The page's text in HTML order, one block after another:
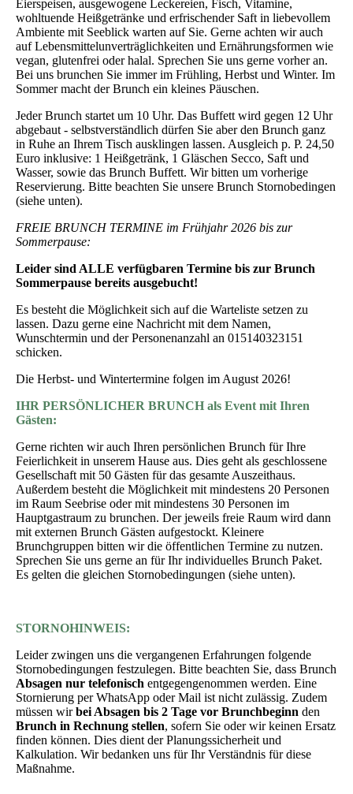
Eierspeisen, ausgewogene Leckereien, Fisch, Vitamine,
wohltuende Heißgetränke und erfrischender Saft in liebevollem
Ambiente mit Seeblick warten auf Sie. Gerne achten wir auch
auf Lebensmittelunverträglichkeiten und Ernährungsformen wie
vegan, glutenfrei oder halal. Sprechen Sie uns gerne vorher an.
Bei uns brunchen Sie immer im Frühling, Herbst und Winter. Im
Sommer macht der Brunch ein kleines Päuschen.
Jeder Brunch startet um 10 Uhr. Das Buffett wird gegen 12 Uhr
abgebaut - selbstverständlich dürfen Sie aber den Brunch ganz
in Ruhe an Ihrem Tisch ausklingen lassen. Ausgleich p. P. 24,50
Euro inklusive: 1 Heißgetränk, 1 Gläschen Secco, Saft und
Wasser, sowie das Brunch Buffett. Wir bitten um vorherige
Reservierung. Bitte beachten Sie unsere Brunch Stornobedingen
(siehe unten).
FREIE BRUNCH TERMINE im Frühjahr 2026 bis zur
Sommerpause:
Leider sind ALLE verfügbaren Termine bis zur Brunch
Sommerpause bereits ausgebucht!
Es besteht die Möglichkeit sich auf die Warteliste setzen zu
lassen. Dazu gerne eine Nachricht mit dem Namen,
Wunschtermin und der Personenanzahl an 015140323151
schicken.
Die Herbst- und Wintertermine folgen im August 2026!
IHR PERSÖNLICHER BRUNCH als Event mit Ihren
Gästen:
Gerne richten wir auch Ihren persönlichen Brunch für Ihre
Feierlichkeit in unserem Hause aus. Dies geht als geschlossene
Gesellschaft mit 50 Gästen für das gesamte Auszeithaus.
Außerdem besteht die Möglichkeit mit mindestens 20 Personen
im Raum Seebrise oder mit mindestens 30 Personen im
Hauptgastraum zu brunchen. Der jeweils freie Raum wird dann
mit externen Brunch Gästen aufgestockt. Kleinere
Brunchgruppen bitten wir die öffentlichen Termine zu nutzen.
Sprechen Sie uns gerne an für Ihr individuelles Brunch Paket.
Es gelten die gleichen Stornobedingungen (siehe unten).
STORNOHINWEIS:
Leider zwingen uns die vergangenen Erfahrungen folgende
Stornobedingungen festzulegen. Bitte beachten Sie, dass Brunch
Absagen nur telefonisch entgegengenommen werden. Eine
Stornierung per WhatsApp oder Mail ist nicht zulässig. Zudem
müssen wirbei Absagen bis 2 Tage vor Brunchbeginn den
Brunch in Rechnung stellen, sofern Sie oder wir keinen Ersatz
finden können. Dies dient der Planungssicherheit und
Kalkulation. Wir bedanken uns für Ihr Verständnis für diese
Maßnahme.